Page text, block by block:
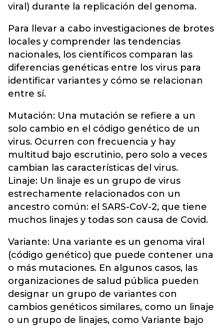
viral) durante la replicación del genoma.
Para llevar a cabo investigaciones de brotes
locales y comprender las tendencias
nacionales, los científicos comparan las
diferencias genéticas entre los virus para
identificar variantes y cómo se relacionan
entre sí.
Mutación: Una mutación se refiere a un
solo cambio en el código genético de un
virus. Ocurren con frecuencia y hay
multitud bajo escrutinio, pero solo a veces
cambian las características del virus.
Linaje: Un linaje es un grupo de virus
estrechamente relacionados con un
ancestro común: el SARS-CoV-2, que tiene
muchos linajes y todas son causa de Covid.
Variante: Una variante es un genoma viral
(código genético) que puede contener una
o más mutaciones. En algunos casos, las
organizaciones de salud pública pueden
designar un grupo de variantes con
cambios genéticos similares, como un linaje
o un grupo de linajes, como Variante bajo